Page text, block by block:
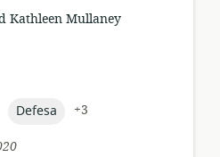
Kathleen Mullaney
topic:
Defesa
+3